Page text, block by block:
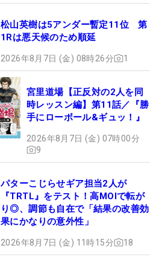
松山英樹は5アンダー暫定11位 第
1Rは悪天候のため順延
2026年8月7日 (金) 08時26分 1
宮里道場【正反対の2人を同
時レッスン編】第11話／『勝
手にローボール&ギュッ！』
2026年8月7日 (金) 07時00分
9
パターこじらせギア担当2人が
『TRTL』をテスト！高MOIで転が
り◎、調節も自在で「結果の改善効
果にかなりの意外性」
2026年8月7日 (金) 11時15分 18